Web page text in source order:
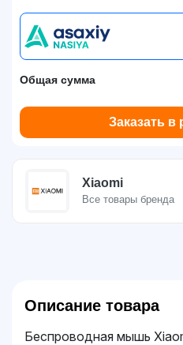
Общая сумма
Заказать в
Xiaomi
Все товары бренда
Описание товара
Беспроводная мышь